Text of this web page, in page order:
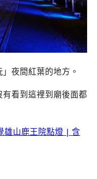
夜間紅葉的地方。
看到這裡到廟後面都
雄山鹿王院點燈 | 含